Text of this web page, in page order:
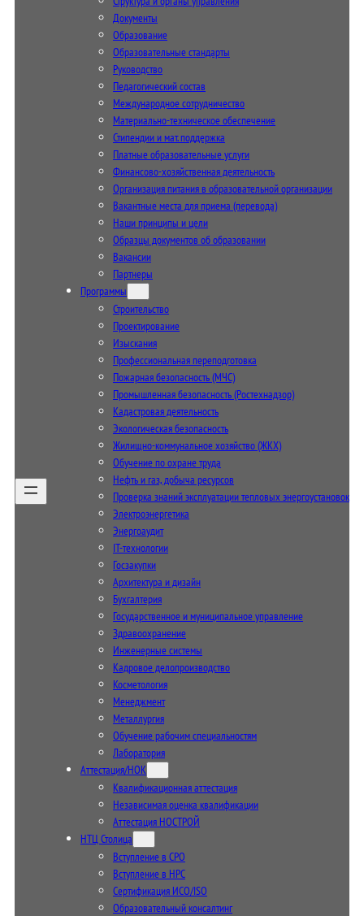
Документы
Образование
Образовательные стандарты
Руководство
Педагогический состав
Международное сотрудничество
Материально-техническое обеспечение
Стипендии и мат. поддержка
Платные образовательные услуги
Финансово-хозяйственная деятельность
Организация питания в образовательной организации
Вакантные места для приема (перевода)
Наши принципы и цели
Образцы документов об образовании
Вакансии
Партнеры
Программы
Строительство
Проектирование
Изыскания
Профессиональная переподготовка
Пожарная безопасность (МЧС)
Промышленная безопасность (Ростехнадзор)
Кадастровая деятельность
Экологическая безопасность
Жилищно-коммунальное хозяйство (ЖКХ)
Обучение по охране труда
Нефть и газ, добыча ресурсов
Проверка знаний эксплуатации тепловых энергоустановок
Электроэнергетика
Энергоаудит
IT-технологии
Госзакупки
Архитектура и дизайн
Бухгалтерия
Государственное и муниципальное управление
Здравоохранение
Инженерные системы
Кадровое делопроизводство
Косметология
Менеджмент
Металлургия
Обучение рабочим специальностям
Лаборатория
Аттестация/НОК
Квалификационная аттестация
Независимая оценка квалификации
Аттестация НОСТРОЙ
НТЦ Столица
Вступление в СРО
Вступление в НРС
Сертификация ИСО/ISO
Образовательный консалтинг